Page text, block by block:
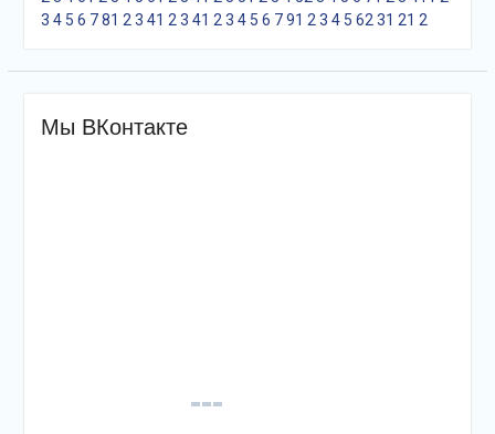
3 4 5 6 7 81 2 3 41 2 3 41 2 3 4 5 6 7 91 2 3 4 5 62 31 21 2
Мы ВКонтакте